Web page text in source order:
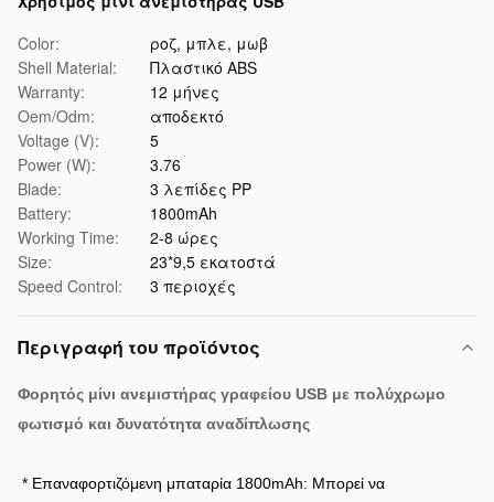
Color:
ροζ, μπλε, μωβ
Shell Material:
Πλαστικό ABS
Warranty:
12 μήνες
Oem/Odm:
αποδεκτό
Voltage (V):
5
Power (W):
3.76
Blade:
3 λεπίδες PP
Battery:
1800mAh
Working Time:
2-8 ώρες
Size:
23*9,5 εκατοστά
Speed Control:
3 περιοχές
Περιγραφή του προϊόντος
Φορητός μίνι ανεμιστήρας γραφείου USB με πολύχρωμο
φωτισμό και δυνατότητα αναδίπλωσης
* Επαναφορτιζόμενη μπαταρία 1800mAh: Μπορεί να